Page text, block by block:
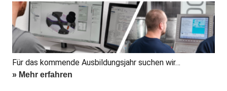
Für das kommende Ausbildungsjahr suchen wir…
» Mehr erfahren